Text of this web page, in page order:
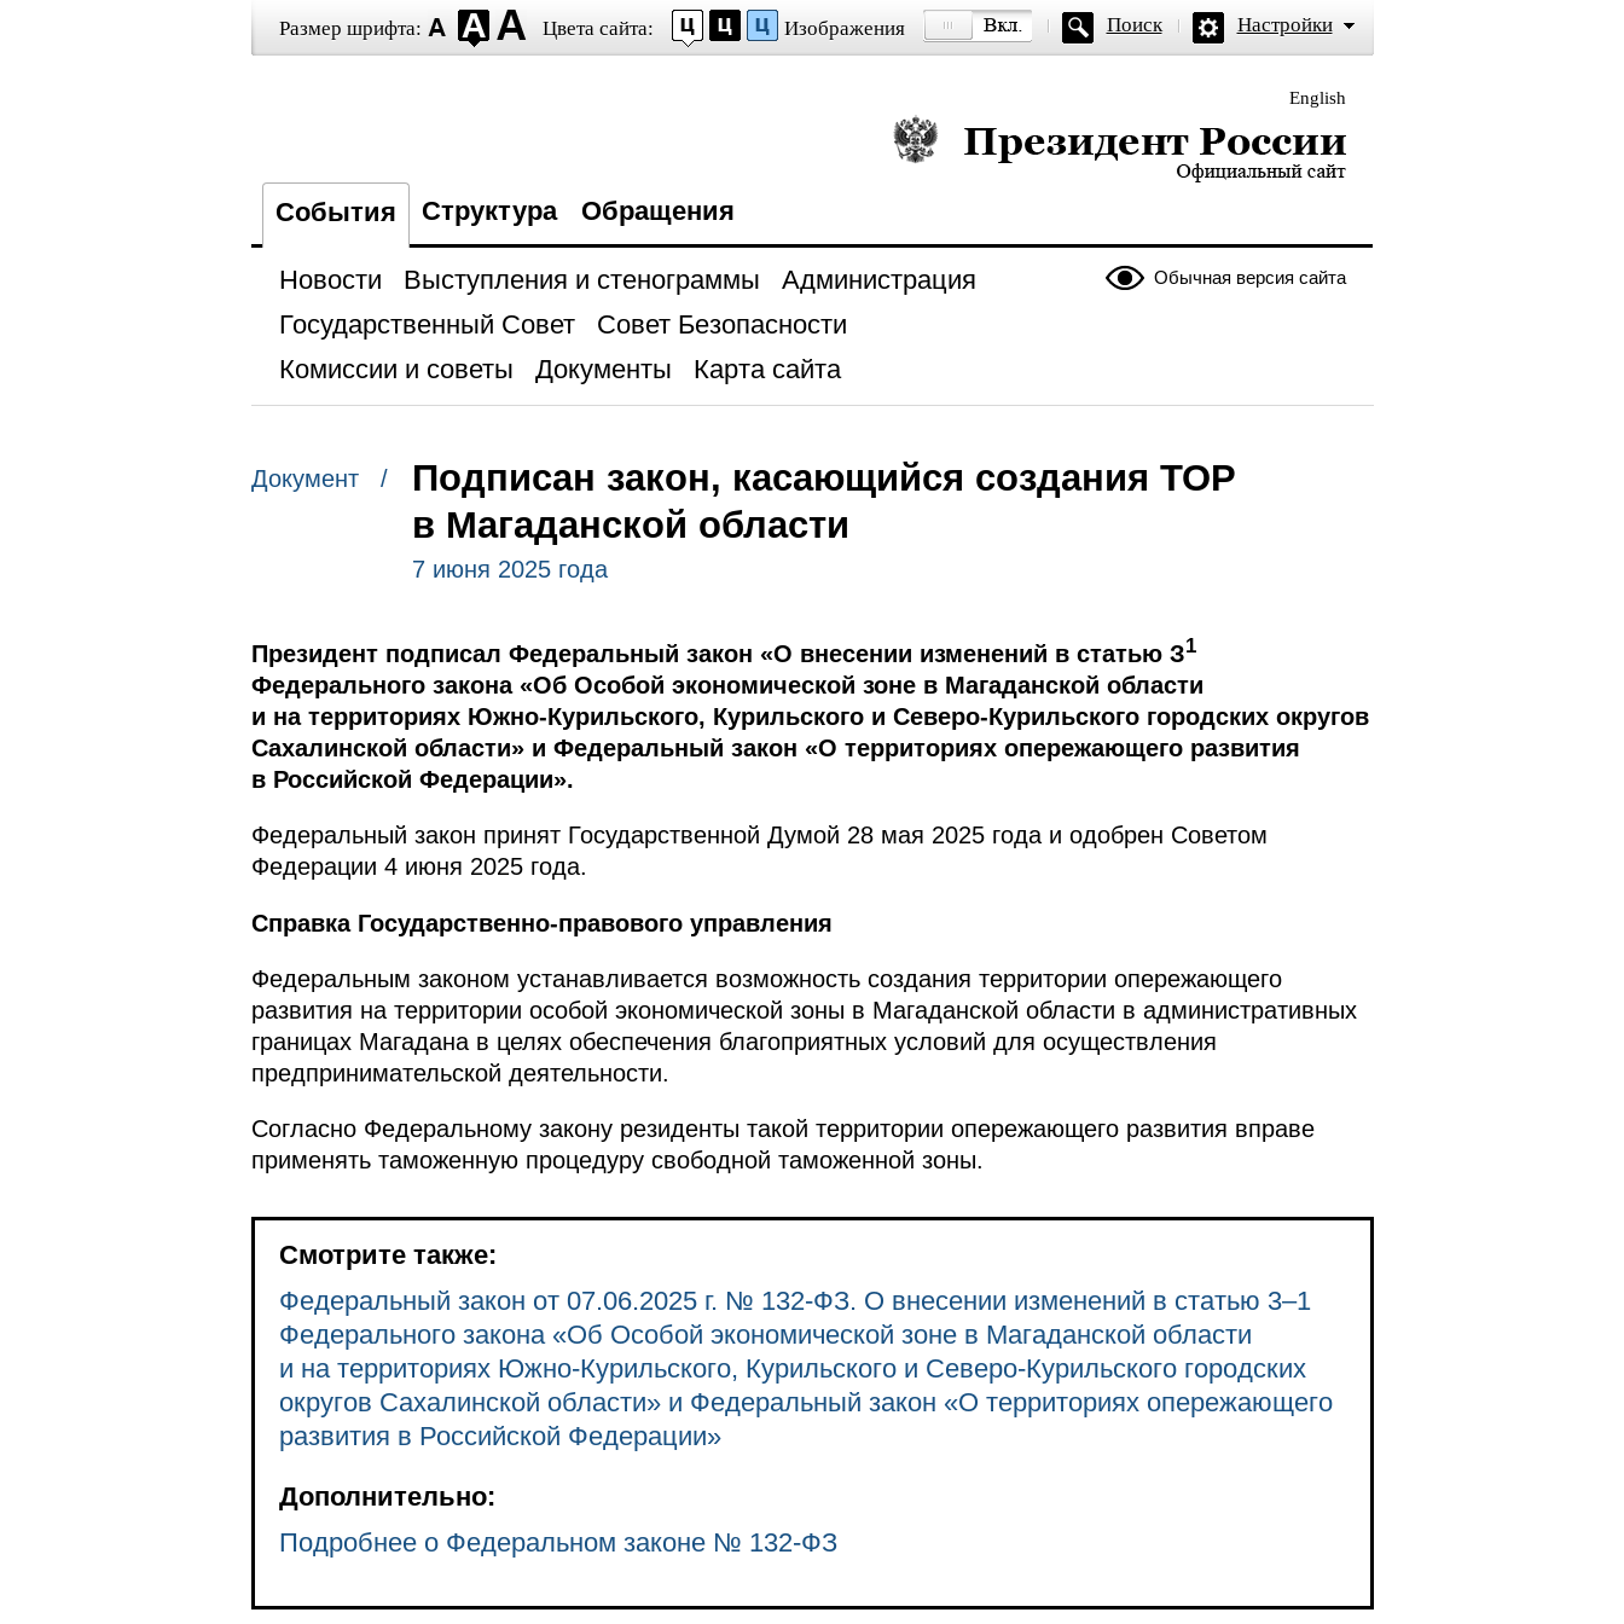
Размер шрифта: Цвета сайта: Изображения Поиск Настройки
English
Президент России — официальный сайт
События Структура Обращения
Обычная версия сайта
Новости Выступления и стенограммы
Администрация
Государственный Совет
Совет Безопасности
Комиссии и советы
Документы Карта сайта
Документ /
Подписан закон, касающийся создания ТОР
в Магаданской области
7 июня 2025 года
Президент подписал Федеральный закон «О внесении изменений в статью З1
Федерального закона «Об Особой экономической зоне в Магаданской области
и на территориях Южно-Курильского, Курильского и Северо-Курильского городских округов
Сахалинской области» и Федеральный закон «О территориях опережающего развития
в Российской Федерации».
Федеральный закон принят Государственной Думой 28 мая 2025 года и одобрен Советом
Федерации 4 июня 2025 года.
Справка Государственно-правового управления
Федеральным законом устанавливается возможность создания территории опережающего
развития на территории особой экономической зоны в Магаданской области в административных
границах Магадана в целях обеспечения благоприятных условий для осуществления
предпринимательской деятельности.
Согласно Федеральному закону резиденты такой территории опережающего развития вправе
применять таможенную процедуру свободной таможенной зоны.
Смотрите также:
Федеральный закон от 07.06.2025 г. № 132-ФЗ. О внесении изменений в статью 3–1
Федерального закона «Об Особой экономической зоне в Магаданской области
и на территориях Южно-Курильского, Курильского и Северо-Курильского городских
округов Сахалинской области» и Федеральный закон «О территориях опережающего
развития в Российской Федерации»
Дополнительно:
Подробнее о Федеральном законе № 132-ФЗ